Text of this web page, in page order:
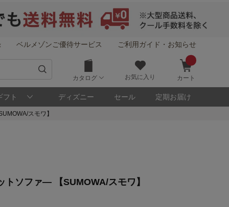
ベルメゾンご優待サービス ご利用ガイド・お知らせ
カタログ お気に入り カート
フト ディズニー セール 定期お届け
スモワ】
トソファ― 【SUMOWA/スモワ】